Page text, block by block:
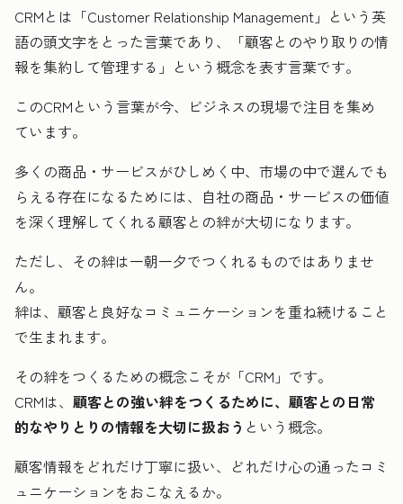
CRMとは「Customer Relationship Management」という英
語の頭文字をとった言葉であり、「顧客とのやり取りの情
報を集約して管理する」という概念を表す言葉です。
このCRMという言葉が今、ビジネスの現場で注目を集め
ています。
多くの商品・サービスがひしめく中、市場の中で選んでも
らえる存在になるためには、自社の商品・サービスの価値
を深く理解してくれる顧客との絆が大切になります。
ただし、その絆は一朝一夕でつくれるものではありませ
ん。
絆は、顧客と良好なコミュニケーションを重ね続けること
で生まれます。
その絆をつくるための概念こそが「CRM」です。
CRMは、 顧客との強い絆をつくるために、顧客との日常
的なやりとりの情報を大切に扱おう という概念。
顧客情報をどれだけ丁寧に扱い、どれだけ心の通ったコミ
ュニケーションをおこなえるか。